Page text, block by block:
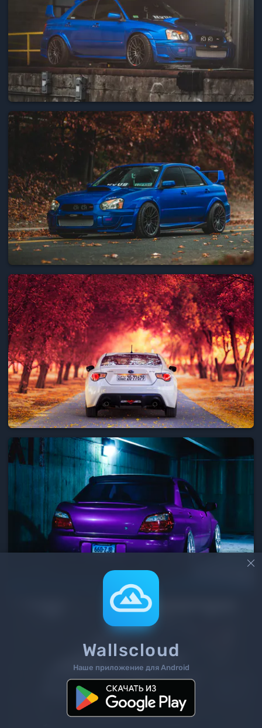
/ 3

Wallscloud
Наше приложение для Android